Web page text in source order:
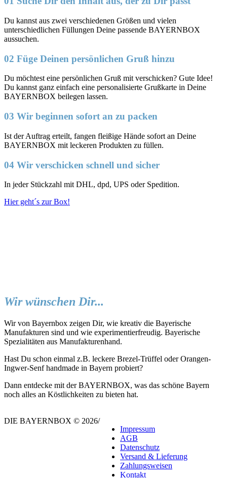
Du kannst aus zwei verschiedenen Größen und vielen
unterschiedlichen Füllungen Deine passende BAYERNBOX
aussuchen.
02 Füge Deinen persönlichen Gruß hinzu
Du möchtest eine persönlichen Gruß mit verschicken? Gute Idee!
Du kannst ganz einfach eine personalisierte Grußkarte in Deine
BAYERNBOX beilegen lassen.
03 Wir beginnen sofort an zu packen
Ist der Auftrag erteilt, fangen fleißige Hände sofort an Deine
BAYERNBOX mit leckeren Produkten zu füllen.
04 Wir verschicken schnell und sicher
In jeder Stückzahl mit DHL, dpd, UPS oder Spedition.
Hier geht´s zur Box!
Wir wünschen Dir...
Wir von Bayernbox zeigen Dir, wie kreativ die Bayerische
Manufakturen sind und wie experimentierfreudig. Bayerische
Spezialitäten aus Manufakturenhand.
Hast Du schon einmal z.B. leckere Brezel-Trüffel oder Orangen-
Ingwer-Senf handmade in Bayern probiert?
Dann entdecke mit der BAYERNBOX, was das schöne Bayern
noch alles an Köstlichkeiten zu bieten hat.
DIE BAYERNBOX © 2026/
Impressum
AGB
Datenschutz
Versand & Lieferung
Zahlungsweisen
Kontakt